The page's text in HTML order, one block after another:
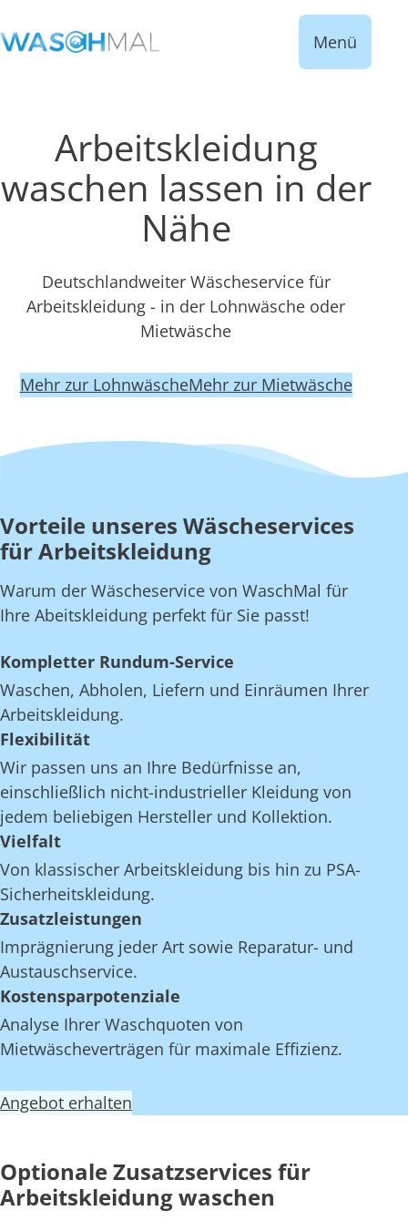
Menü
Arbeitskleidung
waschen lassen in der
Nähe
Deutschlandweiter Wäscheservice für
Arbeitskleidung - in der Lohnwäsche oder
Mietwäsche
Mehr zur LohnwäscheMehr zur Mietwäsche
Vorteile unseres Wäscheservices
für Arbeitskleidung
Warum der Wäscheservice von WaschMal für
Ihre Abeitskleidung perfekt für Sie passt!
Kompletter Rundum-Service
Waschen, Abholen, Liefern und Einräumen Ihrer
Arbeitskleidung.
Flexibilität
Wir passen uns an Ihre Bedürfnisse an,
einschließlich nicht-industrieller Kleidung von
jedem beliebigen Hersteller und Kollektion.
Vielfalt
Von klassischer Arbeitskleidung bis hin zu PSA-
Sicherheitskleidung.
Zusatzleistungen
Imprägnierung jeder Art sowie Reparatur- und
Austauschservice.
Kostensparpotenziale
Analyse Ihrer Waschquoten von
Mietwäscheverträgen für maximale Effizienz.
Angebot erhalten
Optionale Zusatzservices für
Arbeitskleidung waschen